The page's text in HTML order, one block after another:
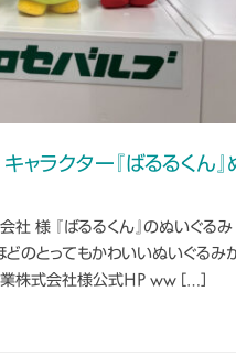
ラクター『ばるるくん』
様 『ばるるくん』のぬいぐるみ
のとってもかわいいぬいぐるみ
業株式会社様公式HP ww […]